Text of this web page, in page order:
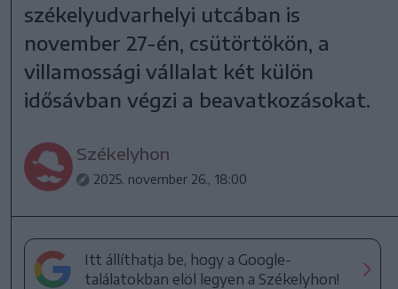
székelyudvarhelyi utcában is
november 27-én, csütörtökön, a
villamossági vállalat két külön
idősávban végzi a beavatkozásokat.
Székelyhon
2025. november 26., 18:00
Itt állíthatja be, hogy a Google-
találatokban elöl legyen a Székelyhon!